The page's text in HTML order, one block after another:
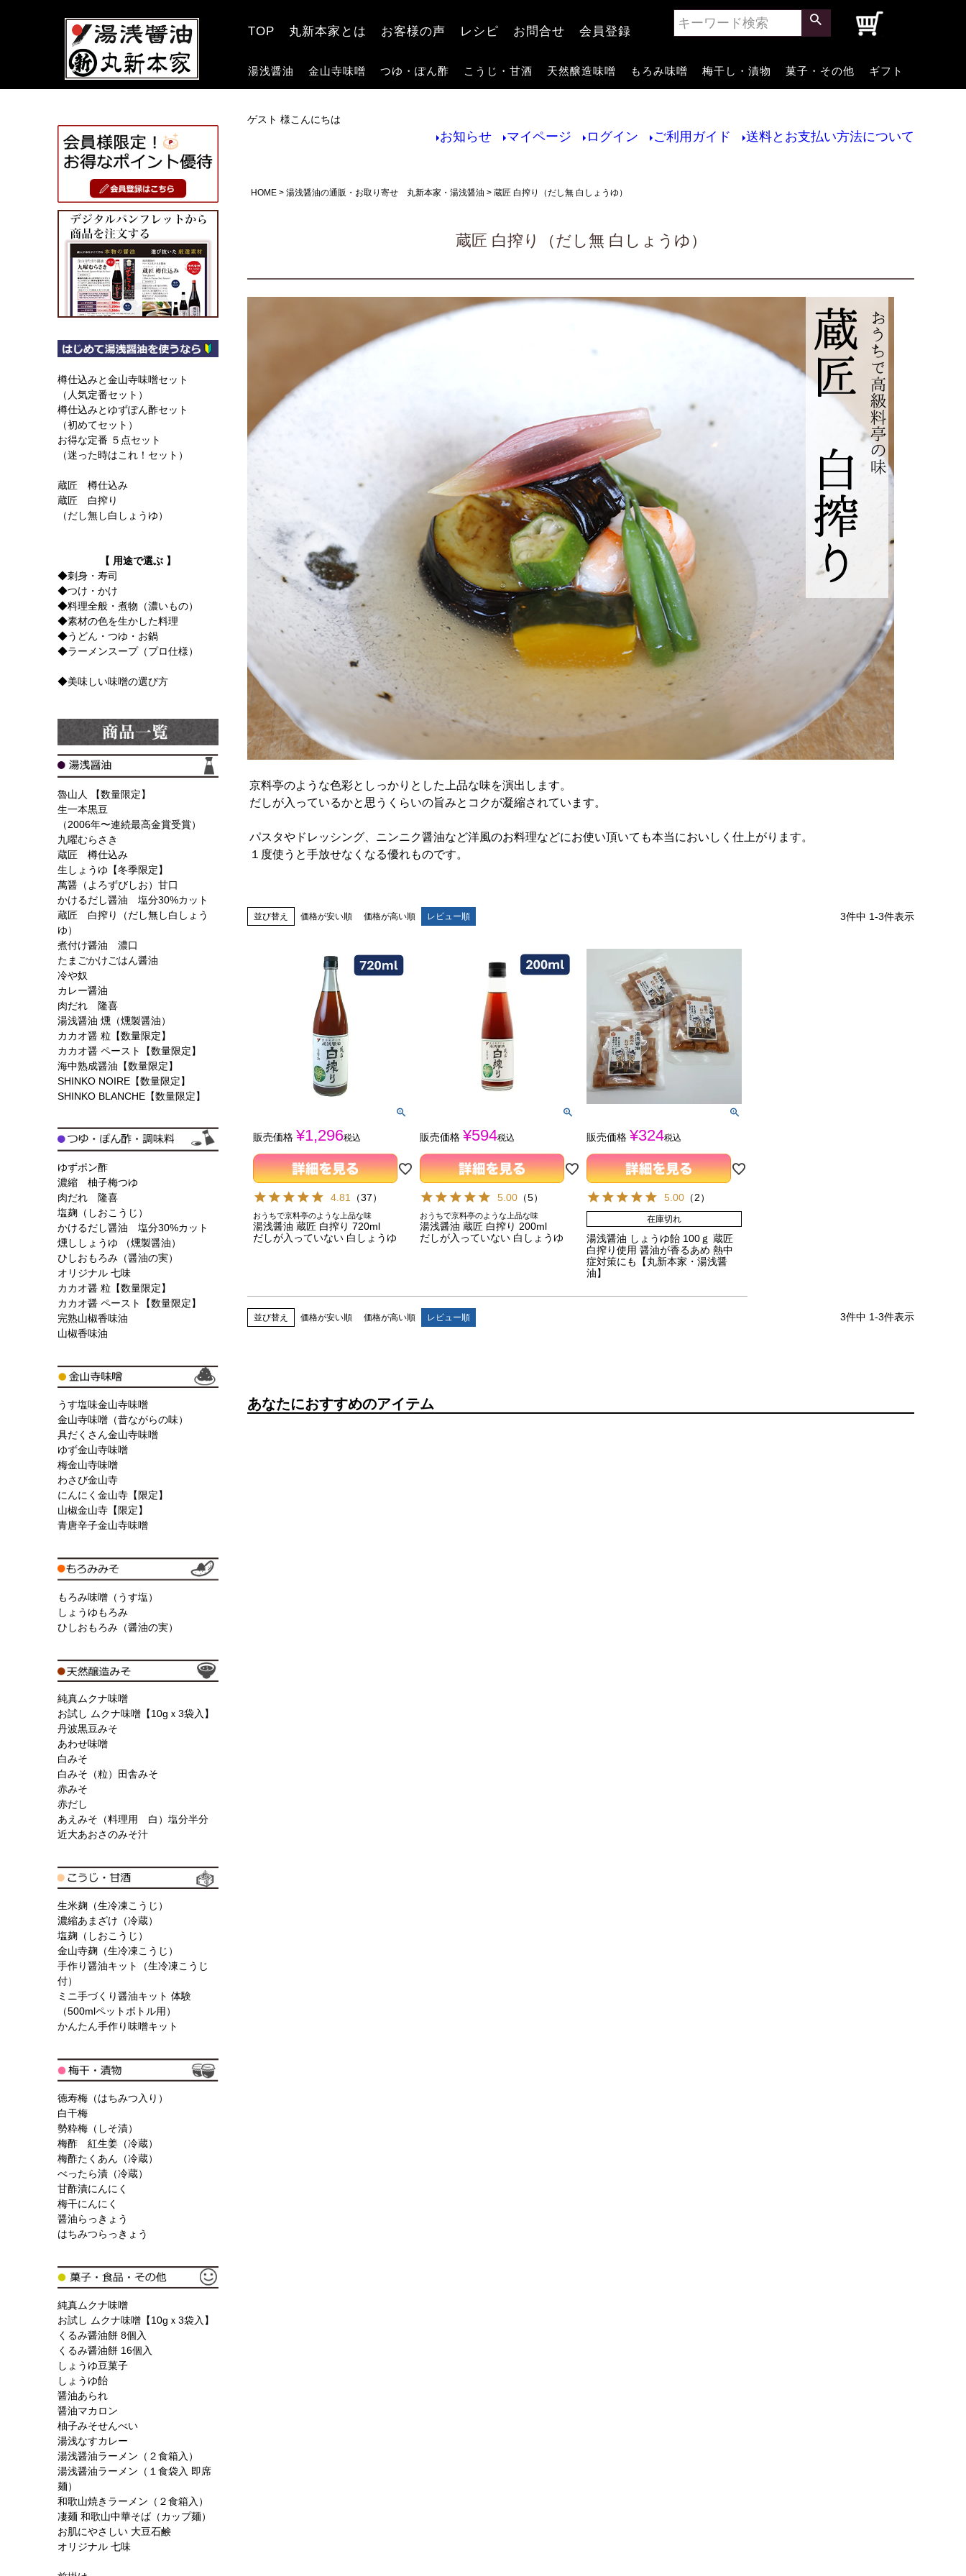
TOP 丸新本家とは お客様の声 レシピ お問合せ 会員登録
湯浅醤油 金山寺味噌 つゆ・ぽん酢 こうじ・甘酒 天然醸造味噌 もろみ味噌 梅干し・漬物 菓子・その他 ギフト
樽仕込みと金山寺味噌セット
（人気定番セット）
樽仕込みとゆずぽん酢セット
（初めてセット）
お得な定番 ５点セット
（迷った時はこれ！セット）
蔵匠 樽仕込み
蔵匠 白搾り
（だし無し白しょうゆ）
【 用途で選ぶ 】
◆刺身・寿司
◆つけ・かけ
◆料理全般・煮物（濃いもの）
◆素材の色を生かした料理
◆うどん・つゆ・お鍋
◆ラーメンスープ（プロ仕様）
◆美味しい味噌の選び方
魯山人 【数量限定】
生一本黒豆
（2006年〜連続最高金賞受賞）
九曜むらさき
蔵匠 樽仕込み
生しょうゆ【冬季限定】
萬醤（よろずびしお）甘口
かけるだし醤油 塩分30%カット
蔵匠 白搾り（だし無し白しょう
ゆ）
煮付け醤油 濃口
たまごかけごはん醤油
冷や奴
カレー醤油
肉だれ 隆喜
湯浅醤油 燻（燻製醤油）
カカオ醤 粒【数量限定】
カカオ醤 ペースト【数量限定】
海中熟成醤油【数量限定】
SHINKO NOIRE【数量限定】
SHINKO BLANCHE【数量限定】
ゆずポン酢
濃縮 柚子梅つゆ
肉だれ 隆喜
塩麹（しおこうじ）
かけるだし醤油 塩分30%カット
燻ししょうゆ （燻製醤油）
ひしおもろみ（醤油の実）
オリジナル 七味
カカオ醤 粒【数量限定】
カカオ醤 ペースト【数量限定】
完熟山椒香味油
山椒香味油
うす塩味金山寺味噌
金山寺味噌（昔ながらの味）
具だくさん金山寺味噌
ゆず金山寺味噌
梅金山寺味噌
わさび金山寺
にんにく金山寺【限定】
山椒金山寺【限定】
青唐辛子金山寺味噌
もろみ味噌（うす塩）
しょうゆもろみ
ひしおもろみ（醤油の実）
純真ムクナ味噌
お試し ムクナ味噌【10gｘ3袋入】
丹波黒豆みそ
あわせ味噌
白みそ
白みそ（粒）田舎みそ
赤みそ
赤だし
あえみそ（料理用 白）塩分半分
近大あおさのみそ汁
生米麹（生冷凍こうじ）
濃縮あまざけ（冷蔵）
塩麹（しおこうじ）
金山寺麹（生冷凍こうじ）
手作り醤油キット（生冷凍こうじ
付）
ミニ手づくり醤油キット 体験
（500mlペットボトル用）
かんたん手作り味噌キット
徳寿梅（はちみつ入り）
白干梅
勢粋梅（しそ漬）
梅酢 紅生姜（冷蔵）
梅酢たくあん（冷蔵）
べったら漬（冷蔵）
甘酢漬にんにく
梅干にんにく
醤油らっきょう
はちみつらっきょう
純真ムクナ味噌
お試し ムクナ味噌【10gｘ3袋入】
くるみ醤油餅 8個入
くるみ醤油餅 16個入
しょうゆ豆菓子
しょうゆ飴
醤油あられ
醤油マカロン
柚子みそせんべい
湯浅なすカレー
湯浅醤油ラーメン（２食箱入）
湯浅醤油ラーメン（１食袋入 即席
麺）
和歌山焼きラーメン（２食箱入）
凄麺 和歌山中華そば（カップ麺）
お肌にやさしい 大豆石鹸
オリジナル 七味
ゲスト 様こんにちは
お知らせ マイページ ログイン ご利用ガイド 送料とお支払い方法について
HOME 湯浅醤油の通販・お取り寄せ 丸新本家・湯浅醤油 蔵匠 白搾り（だし無 白しょうゆ）
蔵匠 白搾り（だし無 白しょうゆ）
京料亭のような色彩としっかりとした上品な味を演出します。
だしが入っているかと思うくらいの旨みとコクが凝縮されています。
パスタやドレッシング、ニンニク醤油など洋風のお料理などにお使い頂いても本当においしく仕上がります。
１度使うと手放せなくなる優れものです。
並び替え 価格が安い順 価格が高い順 レビュー順 3件中 1-3件表示
販売価格 ¥1,296税込
4.81 （37）
おうちで京料亭のような上品な味
湯浅醤油 蔵匠 白搾り 720ml
だしが入っていない 白しょうゆ
販売価格 ¥594税込
5.00 （5）
おうちで京料亭のような上品な味
湯浅醤油 蔵匠 白搾り 200ml
だしが入っていない 白しょうゆ
販売価格 ¥324税込
5.00 （2）
在庫切れ
湯浅醤油 しょうゆ飴 100ｇ 蔵匠
白搾り使用 醤油が香るあめ 熱中
症対策にも【丸新本家・湯浅醤
油】
並び替え 価格が安い順 価格が高い順 レビュー順 3件中 1-3件表示
あなたにおすすめのアイテム